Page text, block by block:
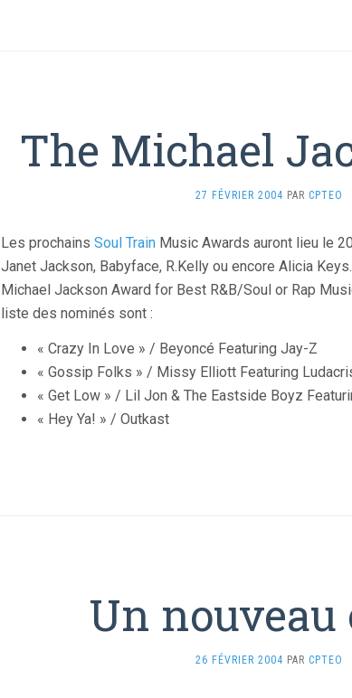
The Michael
27 FÉVRIER 2004 PAR CPTEO
Les prochains Soul Train Music Awards auront lieu le
Janet Jackson, Babyface, R.Kelly ou encore Alicia
Michael Jackson Award for Best R&B/Soul or Rap
liste des nominés sont :
« Crazy In Love » / Beyoncé Featuring Jay-Z
« Gossip Folks » / Missy Elliott Featuring
« Get Low » / Lil Jon & The Eastside Boyz
« Hey Ya! » / Outkast
Un
26 FÉVRIER 2004 PAR CPTEO